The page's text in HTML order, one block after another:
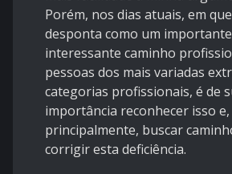
Porém, nos dias atuais, em
desponta como um
interessante caminho
pessoas dos mais variadas
categorias profissionais, é de
importância reconhecer isso e,
principalmente, buscar
corrigir esta deficiência.